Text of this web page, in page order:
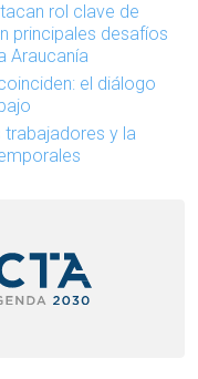
rol clave de
principales desafíos
Araucanía
el diálogo
y la